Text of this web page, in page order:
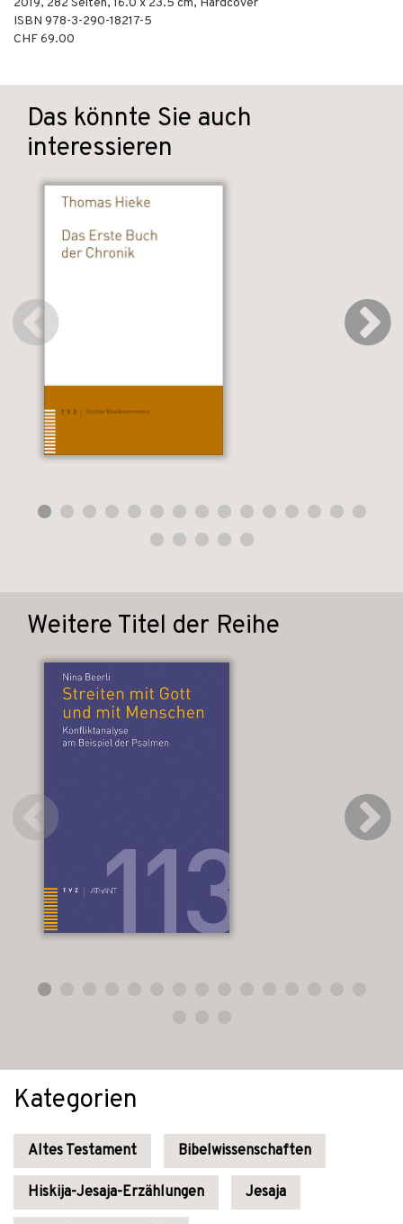
2019, 282 Seiten, 16.0 x 23.5 cm, Hardcover
ISBN 978-3-290-18217-5
CHF 69.00
Das könnte Sie auch
interessieren
Weitere Titel der Reihe
Kategorien
Altes Testament Bibelwissenschaften
Hiskija-Jesaja-Erzählungen Jesaja